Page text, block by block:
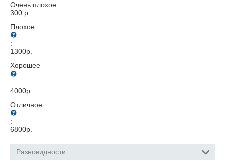
Очень плохое:
300 р.
Плохое
:
1300р.
Хорошее
:
4000р.
Отличное
:
6800р.
Разновидности